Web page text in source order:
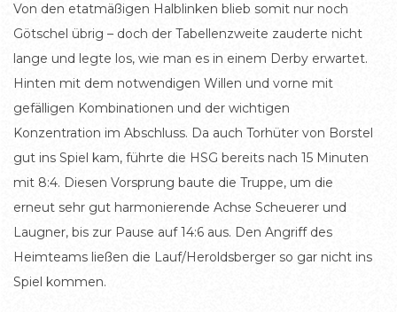
Von den etatmäßigen Halblinken blieb somit nur noch
Götschel übrig – doch der Tabellenzweite zauderte nicht
lange und legte los, wie man es in einem Derby erwartet.
Hinten mit dem notwendigen Willen und vorne mit
gefälligen Kombinationen und der wichtigen
Konzentration im Abschluss. Da auch Torhüter von Borstel
gut ins Spiel kam, führte die HSG bereits nach 15 Minuten
mit 8:4. Diesen Vorsprung baute die Truppe, um die
erneut sehr gut harmonierende Achse Scheuerer und
Laugner, bis zur Pause auf 14:6 aus. Den Angriff des
Heimteams ließen die Lauf/Heroldsberger so gar nicht ins
Spiel kommen.